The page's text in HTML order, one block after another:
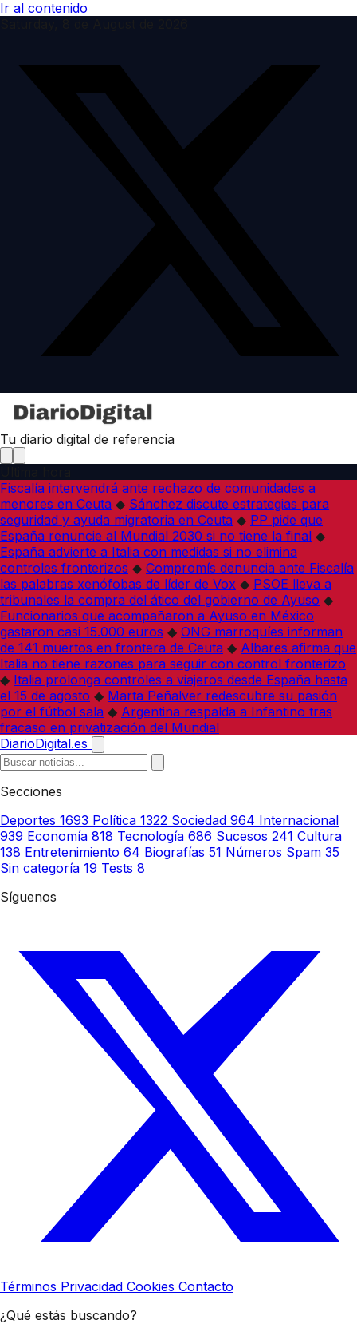
Ir al contenido
Tu diario digital de referencia
Fiscalía intervendrá ante rechazo de comunidades a
menores en Ceuta ◆ Sánchez discute estrategias para
seguridad y ayuda migratoria en Ceuta ◆ PP pide que
España renuncie al Mundial 2030 si no tiene la final ◆
España advierte a Italia con medidas si no elimina
controles fronterizos ◆ Compromís denuncia ante Fiscalía
las palabras xenófobas de líder de Vox ◆ PSOE lleva a
tribunales la compra del ático del gobierno de Ayuso ◆
Funcionarios que acompañaron a Ayuso en México
gastaron casi 15.000 euros ◆ ONG marroquíes informan
de 141 muertos en frontera de Ceuta ◆ Albares afirma que
Italia no tiene razones para seguir con control fronterizo
◆ Italia prolonga controles a viajeros desde España hasta
el 15 de agosto ◆ Marta Peñalver redescubre su pasión
por el fútbol sala ◆ Argentina respalda a Infantino tras
fracaso en privatización del Mundial
DiarioDigital.es
Secciones
Deportes 1693 Política 1322 Sociedad 964 Internacional
939 Economía 818 Tecnología 686 Sucesos 241 Cultura
138 Entretenimiento 64 Biografías 51 Números Spam 35
Sin categoría 19 Tests 8
Síguenos
Términos Privacidad Cookies Contacto
¿Qué estás buscando?